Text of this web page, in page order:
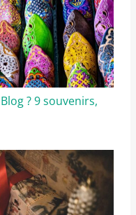
? 9 souvenirs,